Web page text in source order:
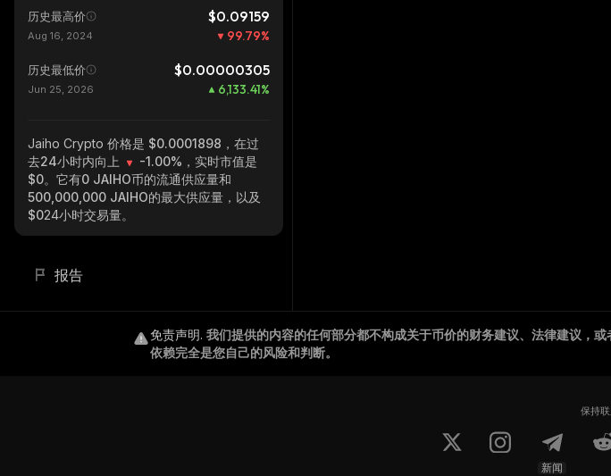
历史最高价 $0.09159
Aug 16, 2024 99.79%
历史最低价 $0.00000305
Jun 25, 2026 6,133.41%
Jaiho Crypto 价格是 $0.0001898，在过
去24小时内向上
-1.00% ，实时市值是
$0。它有0 JAIHO币的流通供应量和
500,000,000 JAIHO的最大供应量，以及
$024小时交易量。
报告
免责声明. 我们提供的内容的任何部分都不构成关于币价的财务建议、法律建议，
依赖完全是您自己的风险和判断。
保持
新闻